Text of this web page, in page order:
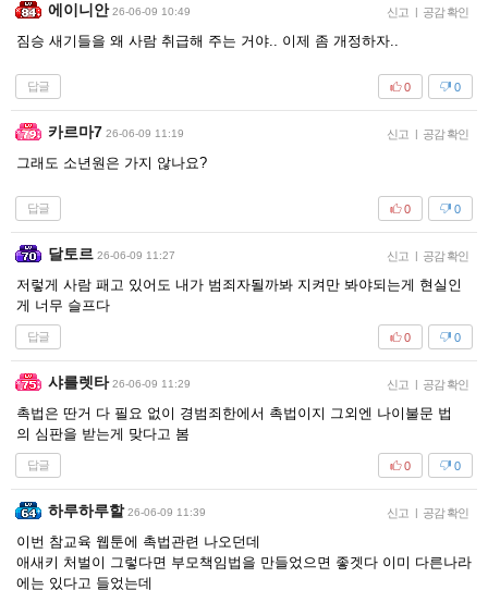
에이니안 26-06-09 10:49 신고 | 공감 확인
짐승 새기들을 왜 사람 취급해 주는 거야.. 이제 좀 개정하자..
답글 0
0
카르마7 26-06-09 11:19 신고 | 공감 확인
그래도 소년원은 가지 않나요?
답글 0
0
달토르 26-06-09 11:27 신고 | 공감 확인
저렇게 사람 패고 있어도 내가 범죄자될까봐 지켜만 봐야되는게 현실인
게 너무 슬프다
답글 0
0
샤를렛타 26-06-09 11:29 신고 | 공감 확인
촉법은 딴거 다 필요 없이 경범죄한에서 촉법이지 그외엔 나이불문 법
의 심판을 받는게 맞다고 봄
답글 0
0
하루하루할 26-06-09 11:39 신고 | 공감 확인
이번 참교육 웹툰에 촉법관련 나오던데
애새키 처벌이 그렇다면 부모책임법을 만들었으면 좋겟다 이미 다른나라
에는 있다고 들었는데